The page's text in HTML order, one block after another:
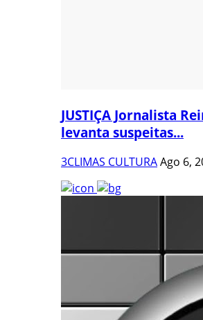
JUSTIÇA Jornalista
levanta suspeitas...
3CLIMAS CULTURAAgo 6,